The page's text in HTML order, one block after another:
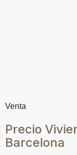
Venta
Precio
Barcelona